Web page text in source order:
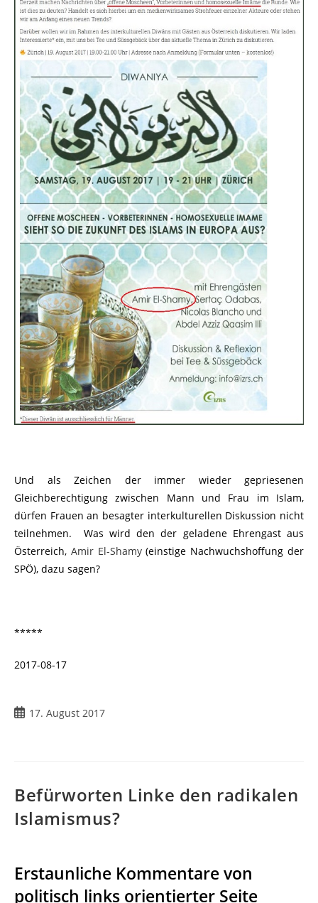
Und als Zeichen der immer wieder gepriesenen
Gleichberechtigung zwischen Mann und Frau im Islam,
dürfen Frauen an besagter interkulturellen Diskussion nicht
teilnehmen. Was wird den der geladene Ehrengast aus
Österreich, Amir El-Shamy(einstige Nachwuchshoffung der
SPÖ), dazu sagen?
*****
2017-08-17
Beitrag17. August 2017
Befürworten Linke den radikalen
Islamismus?
Erstaunliche Kommentare von
politisch links orientierter Seite